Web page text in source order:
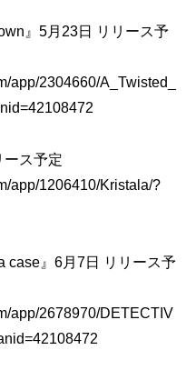
』5月23日 リリース予
app/2304660/A_Twisted_
ース予定
app/1206410/Kristala/?
case』6月7日 リリース予
app/2678970/DETECTIV